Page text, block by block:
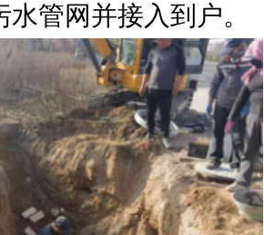
管网并接入到户。